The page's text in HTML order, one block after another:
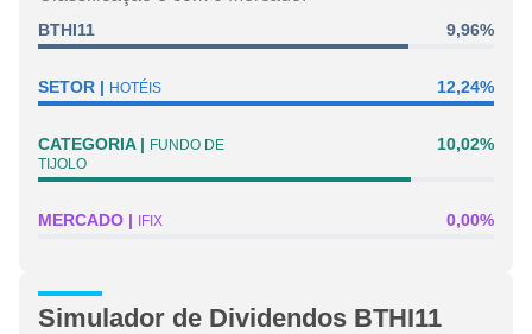
BTHI11 9,96%
SETOR HOTÉIS 12,24%
CATEGORIA
FUNDO DE
TIJOLO
10,02%
MERCADO IFIX 0,00%
Simulador de Dividendos BTHI11